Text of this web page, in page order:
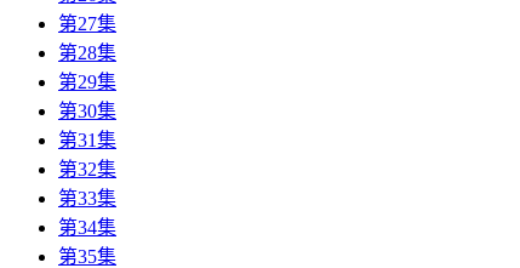
第27集
第28集
第29集
第30集
第31集
第32集
第33集
第34集
第35集